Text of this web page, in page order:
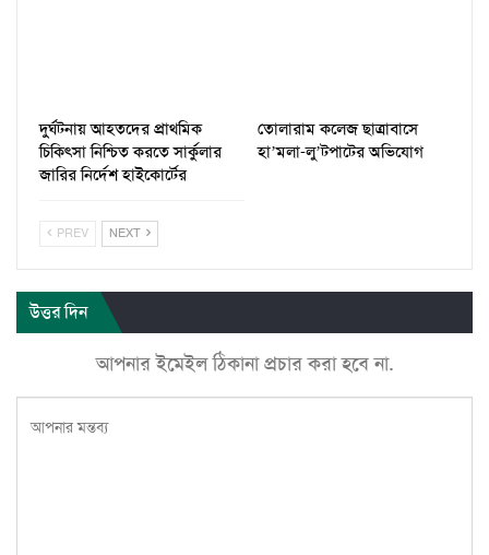
দুর্ঘটনায় আহতদের প্রাথমিক
চিকিৎসা নিশ্চিত করতে সার্কুলার
জারির নির্দেশ হাইকোর্টের
তোলারাম কলেজ ছাত্রাবাসে
হা’মলা-লু’টপাটের অভিযোগ
PREV NEXT
উত্তর দিন
আপনার ইমেইল ঠিকানা প্রচার করা হবে না.